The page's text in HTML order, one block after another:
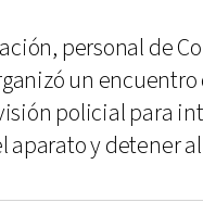
personal de
un
policial para
aparato y detener